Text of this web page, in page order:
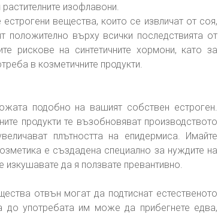
изофлавони.
вещества, които се извличат от соя,
положително върху всички последствията от
рискове на синтетичните хормони, като за
в козметичните продукти.
подобно на вашият собствен естроген.
продукти те възобновяват производството
плътността на епидермиса. Имайте
е създадена специално за нуждите на
да я ползвате превантивно.
отвън могат да подтиснат естественото
до употребата им може да прибегнете едва,